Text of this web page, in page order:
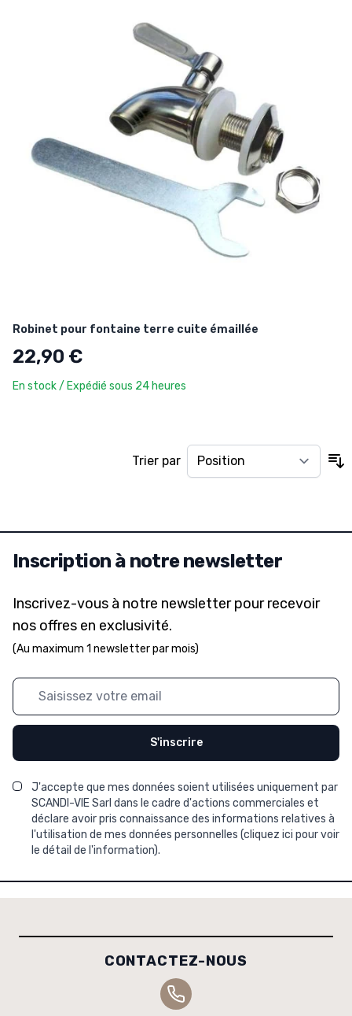
Robinet pour fontaine terre cuite émaillée
22,90 €
En stock / Expédié sous 24 heures
Trier par
Inscription à notre newsletter
Inscrivez-vous à notre newsletter pour recevoir
nos offres en exclusivité.
(Au maximum 1 newsletter par mois)
Adresse mail
S'inscrire
J'accepte que mes données soient utilisées uniquement par
SCANDI-VIE Sarl dans le cadre d'actions commerciales et
déclare avoir pris connaissance des informations relatives à
l'utilisation de mes données personnelles (cliquez ici pour voir
le détail de l'information).
CONTACTEZ-NOUS